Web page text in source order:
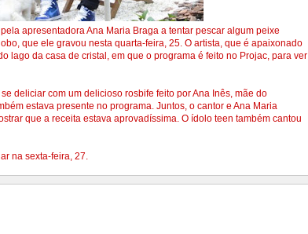
apresentadora Ana Maria Braga a tentar pescar algum peixe
que ele gravou nesta quarta-feira, 25. O artista, que é apaixonado
lago da casa de cristal, em que o programa é feito no Projac, para ver
deliciar com um delicioso rosbife feito por Ana Inês, mãe do
estava presente no programa. Juntos, o cantor e Ana Maria
que a receita estava aprovadíssima. O ídolo teen também cantou
na sexta-feira, 27.